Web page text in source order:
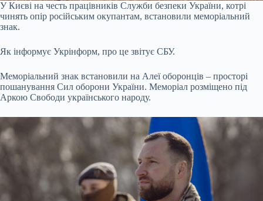
У Києві на честь працівників Служби безпеки України, котрі
чинять опір російським окупантам, встановили меморіальний
знак.
Як інформує Укрінформ, про це звітує СБУ.
Меморіальний знак встановили на Алеї оборонців – просторі
пошанування Сил оборони України. Меморіал розміщено під
Аркою Свободи українського народу.